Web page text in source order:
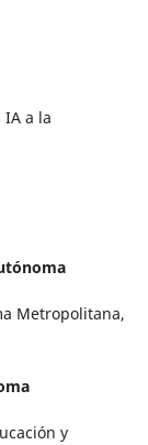
a la
Metropolitana,
y